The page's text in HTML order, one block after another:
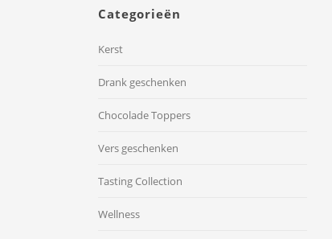
Categorieën
Kerst
Drank geschenken
Chocolade Toppers
Vers geschenken
Tasting Collection
Wellness